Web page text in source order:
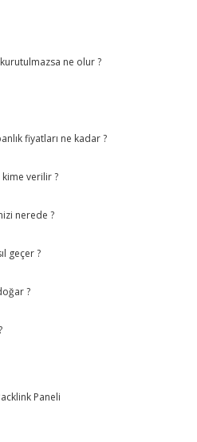
ne olur ?
fiyatları ne kadar ?
verilir ?
nerede ?
geçer ?
?